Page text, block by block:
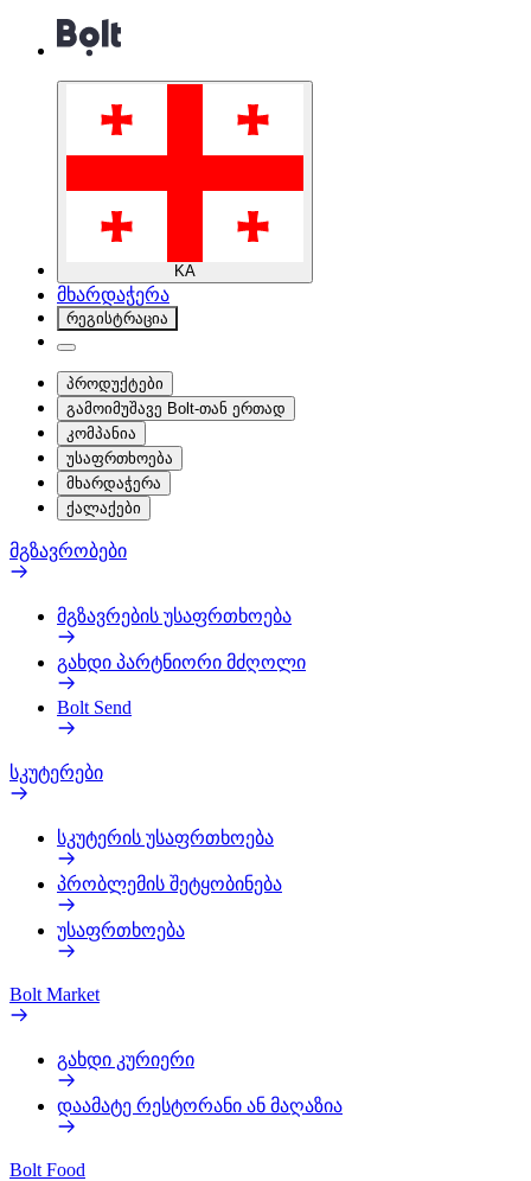
KA
მხარდაჭერა
რეგისტრაცია
პროდუქტები
გამოიმუშავე Bolt-თან ერთად
კომპანია
უსაფრთხოება
მხარდაჭერა
ქალაქები
მგზავრობები
მგზავრების უსაფრთხოება
გახდი პარტნიორი მძღოლი
Bolt Send
სკუტერები
სკუტერის უსაფრთხოება
პრობლემის შეტყობინება
უსაფრთხოება
Bolt Market
გახდი კურიერი
დაამატე რესტორანი ან მაღაზია
Bolt Food